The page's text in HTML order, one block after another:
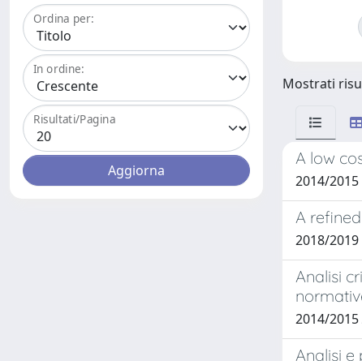
Ordina per:
In ordine:
Risultati/Pagina
Mostrati
A low
2014/2015
A
2018/2019
Analisi
2014/2015
Analisi